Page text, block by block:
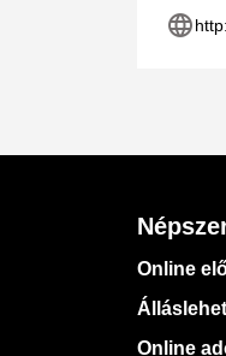
language
Online
Online